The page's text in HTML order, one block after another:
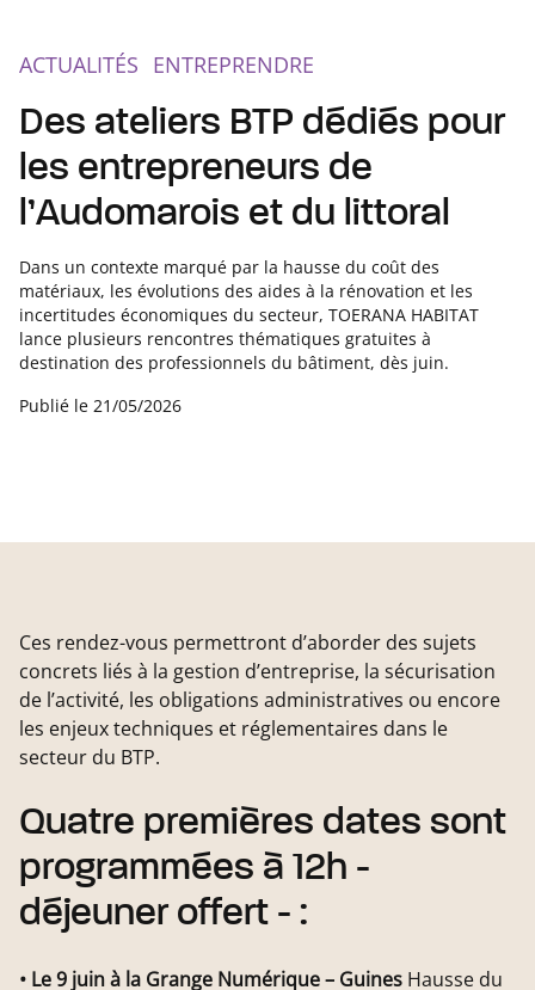
ACTUALITÉS ENTREPRENDRE
Des ateliers BTP dédiés pour
les entrepreneurs de
l’Audomarois et du littoral
Dans un contexte marqué par la hausse du coût des
matériaux, les évolutions des aides à la rénovation et les
incertitudes économiques du secteur, TOERANA HABITAT
lance plusieurs rencontres thématiques gratuites à
destination des professionnels du bâtiment, dès juin.
Publié le 21/05/2026
Ces rendez-vous permettront d’aborder des sujets
concrets liés à la gestion d’entreprise, la sécurisation
de l’activité, les obligations administratives ou encore
les enjeux techniques et réglementaires dans le
secteur du BTP.
Quatre premières dates sont
programmées à 12h -
déjeuner offert - :
• Le 9 juin à la Grange Numérique – Guines Hausse du